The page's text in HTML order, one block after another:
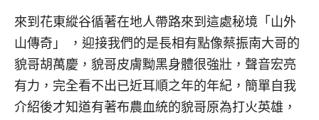
來到花東縱谷循著在地人帶路來到這處秘境「山外
山傳奇」 ，迎接我們的是長相有點像蔡振南大哥的
貌哥胡萬慶，貌哥皮膚黝黑身體很強壯，聲音宏亮
有力，完全看不出已近耳順之年的年紀，簡單自我
介紹後才知道有著布農血統的貌哥原為打火英雄，